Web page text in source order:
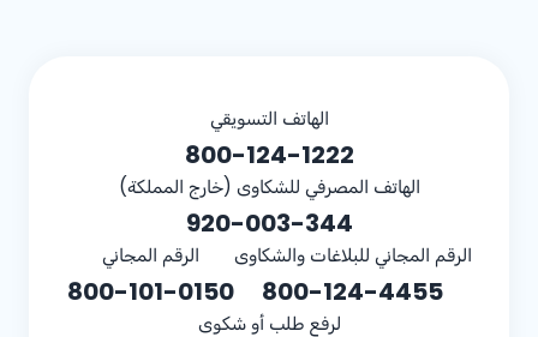
الهاتف التسويقي
800-124-1222
الهاتف المصرفي للشكاوى (خارج المملكة)
920-003-344
الرقم المجاني للبلاغات والشكاوى
800-124-4455
الرقم المجاني
800-101-0150
لرفع طلب أو شكوى